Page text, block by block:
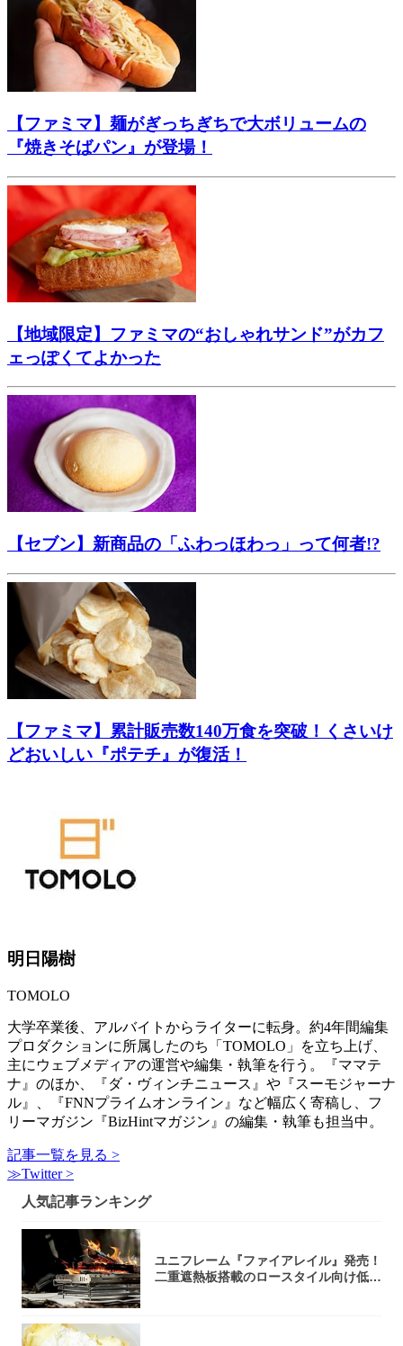
【ファミマ】麺がぎっちぎちで大ボリュームの
『焼きそばパン』が登場！
【地域限定】ファミマの“おしゃれサンド”がカフ
ェっぽくてよかった
【セブン】新商品の「ふわっほわっ」って何者!?
【ファミマ】累計販売数140万食を突破！くさいけ
どおいしい『ポテチ』が復活！
明日陽樹
TOMOLO
大学卒業後、アルバイトからライターに転身。約4年間編集
プロダクションに所属したのち「TOMOLO」を立ち上げ、
主にウェブメディアの運営や編集・執筆を行う。『ママテ
ナ』のほか、『ダ・ヴィンチニュース』や『スーモジャーナ
ル』、『FNNプライムオンライン』など幅広く寄稿し、フ
リーマガジン『BizHintマガジン』の編集・執筆も担当中。
記事一覧を見る >
≫Twitter >
人気記事ランキング
ユニフレーム『ファイアレイル』発売！
二重遮熱板搭載のロースタイル向け低型